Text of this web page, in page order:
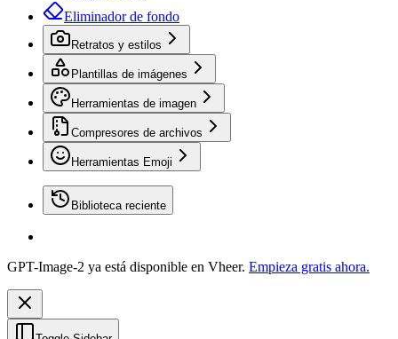
Eliminador de fondo
Retratos y estilos
Plantillas de imágenes
Herramientas de imagen
Compresores de archivos
Herramientas Emoji
Biblioteca reciente
GPT-Image-2 ya está disponible en Vheer. Empieza gratis ahora.